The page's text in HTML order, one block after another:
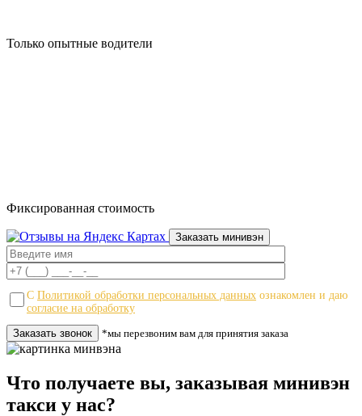
Только опытные водители
Фиксированная стоимость
Заказать минивэн
С Политикой обработки персональных данных ознакомлен и даю
согласие на обработку
*мы перезвоним вам для принятия заказа
Что получаете вы, заказывая минивэн
такси у нас?